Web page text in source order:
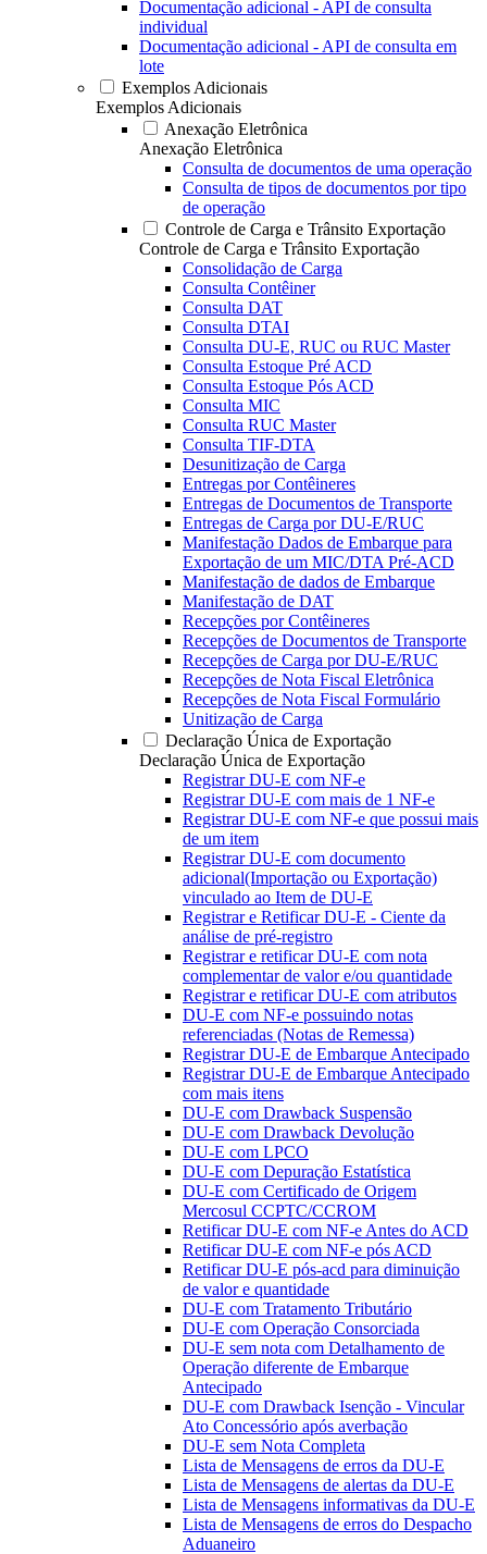
Documentação adicional - API de consulta
individual
Documentação adicional - API de consulta em
lote
Exemplos Adicionais
Exemplos Adicionais
Anexação Eletrônica
Anexação Eletrônica
Consulta de documentos de uma operação
Consulta de tipos de documentos por tipo
de operação
Controle de Carga e Trânsito Exportação
Controle de Carga e Trânsito Exportação
Consolidação de Carga
Consulta Contêiner
Consulta DAT
Consulta DTAI
Consulta DU-E, RUC ou RUC Master
Consulta Estoque Pré ACD
Consulta Estoque Pós ACD
Consulta MIC
Consulta RUC Master
Consulta TIF-DTA
Desunitização de Carga
Entregas por Contêineres
Entregas de Documentos de Transporte
Entregas de Carga por DU-E/RUC
Manifestação Dados de Embarque para
Exportação de um MIC/DTA Pré-ACD
Manifestação de dados de Embarque
Manifestação de DAT
Recepções por Contêineres
Recepções de Documentos de Transporte
Recepções de Carga por DU-E/RUC
Recepções de Nota Fiscal Eletrônica
Recepções de Nota Fiscal Formulário
Unitização de Carga
Declaração Única de Exportação
Declaração Única de Exportação
Registrar DU-E com NF-e
Registrar DU-E com mais de 1 NF-e
Registrar DU-E com NF-e que possui mais
de um item
Registrar DU-E com documento
adicional(Importação ou Exportação)
vinculado ao Item de DU-E
Registrar e Retificar DU-E - Ciente da
análise de pré-registro
Registrar e retificar DU-E com nota
complementar de valor e/ou quantidade
Registrar e retificar DU-E com atributos
DU-E com NF-e possuindo notas
referenciadas (Notas de Remessa)
Registrar DU-E de Embarque Antecipado
Registrar DU-E de Embarque Antecipado
com mais itens
DU-E com Drawback Suspensão
DU-E com Drawback Devolução
DU-E com LPCO
DU-E com Depuração Estatística
DU-E com Certificado de Origem
Mercosul CCPTC/CCROM
Retificar DU-E com NF-e Antes do ACD
Retificar DU-E com NF-e pós ACD
Retificar DU-E pós-acd para diminuição
de valor e quantidade
DU-E com Tratamento Tributário
DU-E com Operação Consorciada
DU-E sem nota com Detalhamento de
Operação diferente de Embarque
Antecipado
DU-E com Drawback Isenção - Vincular
Ato Concessório após averbação
DU-E sem Nota Completa
Lista de Mensagens de erros da DU-E
Lista de Mensagens de alertas da DU-E
Lista de Mensagens informativas da DU-E
Lista de Mensagens de erros do Despacho
Aduaneiro